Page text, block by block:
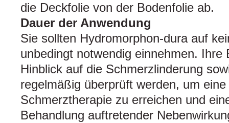
die Deckfolie von der Bodenfolie ab.
Dauer der Anwendung
Sie sollten Hydromorphon-dura auf
unbedingt notwendig einnehmen. Ihre
Hinblick auf die Schmerzlinderung
regelmäßig überprüft werden, um
Schmerztherapie zu erreichen und
Behandlung auftretender